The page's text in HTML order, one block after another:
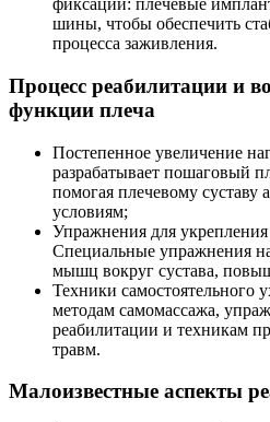
фиксации: плечевые
шины, чтобы обеспечить
процесса заживления.
Процесс реабилитации и
функции плеча
Постепенное увеличение
разрабатывает пошаговый
помогая плечевому суставу
условиям;
Упражнения для укрепления
Специальные упражнения
мышц вокруг сустава,
Техники самостоятельного
методам самомассажа,
реабилитации и техникам
травм.
Малоизвестные аспекты